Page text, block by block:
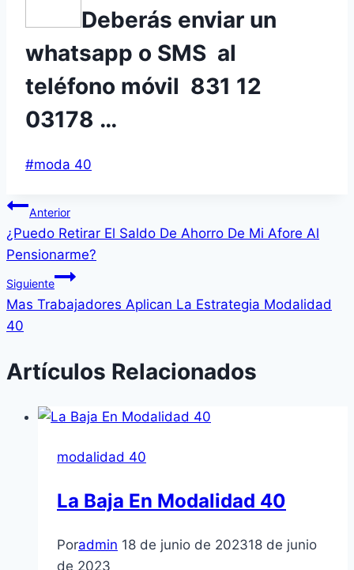
Deberás enviar un
whatsapp o SMS al
teléfono móvil 831 12
03178 …
Etiquetas
la
entrada:
#moda 40
Navegación
de
entradas
Anterior
¿Puedo Retirar El Saldo De Ahorro De Mi Afore Al
Pensionarme?
Siguiente
Mas Trabajadores Aplican La Estrategia Modalidad
40
Artículos Relacionados
modalidad 40
La Baja En Modalidad 40
Poradmin 18 de junio de 202318 de junio
de 2023